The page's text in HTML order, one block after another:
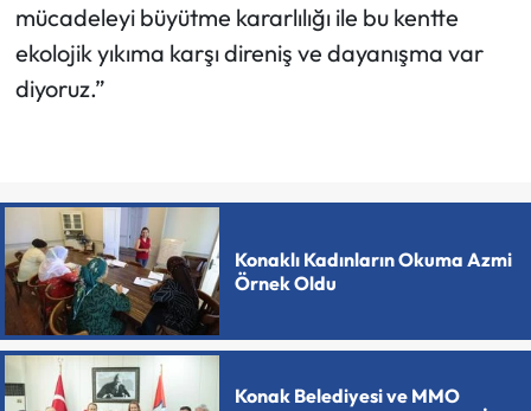
mücadeleyi büyütme kararlılığı ile bu kentte
ekolojik yıkıma karşı direniş ve dayanışma var
diyoruz.”
Konaklı Kadınların Okuma Azmi
Örnek Oldu
Konak Belediyesi ve MMO